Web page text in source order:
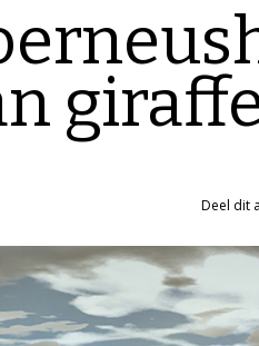
Deel dit